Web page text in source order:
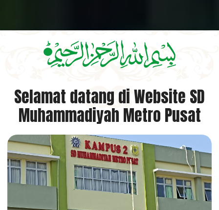
Selamat datang di Website SD
Muhammadiyah Metro Pusat